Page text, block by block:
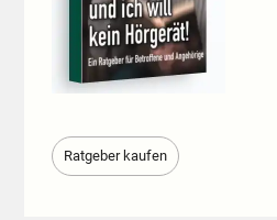
Ratgeber kaufen